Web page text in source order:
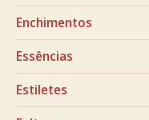
Enchimentos
Essências
Estiletes